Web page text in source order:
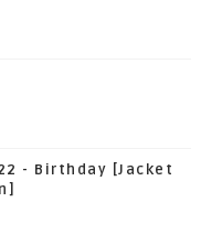
- Birthday [Jacket